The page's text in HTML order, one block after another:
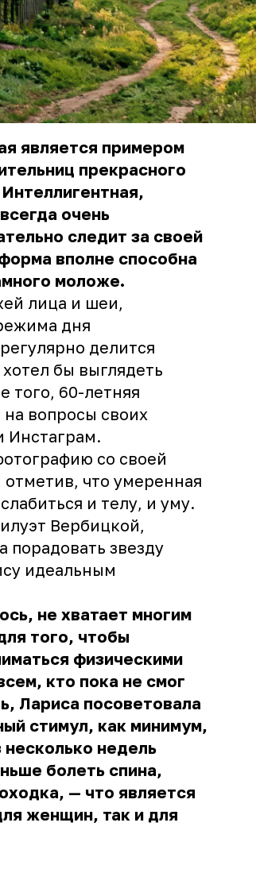
является примером
прекрасного
очень
следит за своей
вполне способна
моложе.
лица и шеи,
дня
делится
бы выглядеть
того, 60-летняя
вопросы своих
Инстаграм.
со своей
что умеренная
и телу, и уму.
Вербицкой,
порадовать звезду
идеальным
не хватает многим
того, чтобы
физическими
кто пока не смог
Лариса посоветовала
стимул, как минимум,
недель
болеть спина,
— что является
женщин, так и для